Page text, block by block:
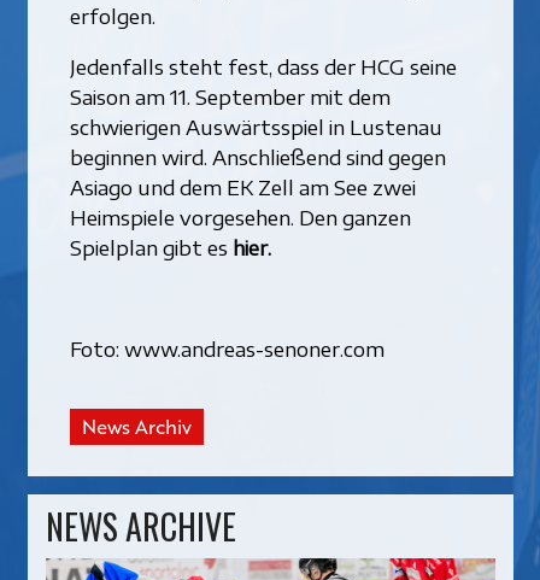
erfolgen.
Jedenfalls steht fest, dass der HCG seine
Saison am 11. September mit dem
schwierigen Auswärtsspiel in Lustenau
beginnen wird. Anschließend sind gegen
Asiago und dem EK Zell am See zwei
Heimspiele vorgesehen. Den ganzen
Spielplan gibt es hier.
Foto: www.andreas-senoner.com
News Archiv
NEWS ARCHIVE